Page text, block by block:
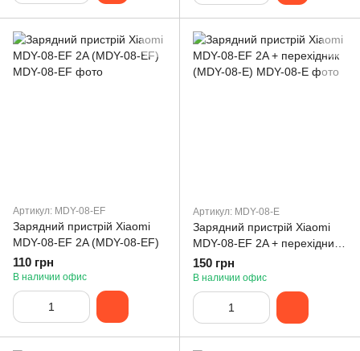
Артикул: MDY-08-EF
Зарядний пристрій Xiaomi
MDY-08-EF 2A (MDY-08-EF)
110 грн
В наличии офис
Артикул: MDY-08-E
Зарядний пристрій Xiaomi
MDY-08-EF 2A + перехідник
(MDY-08-E)
150 грн
В наличии офис